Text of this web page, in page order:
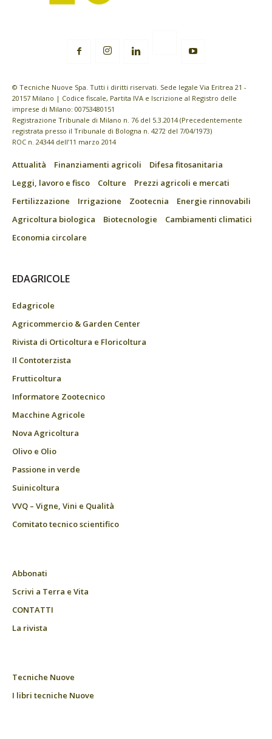
© Tecniche Nuove Spa. Tutti i diritti riservati. Sede legale Via Eritrea 21 -
20157 Milano | Codice fiscale, Partita IVA e Iscrizione al Registro delle
imprese di Milano: 00753480151
Registrazione Tribunale di Milano n. 76 del 5.3.2014 (Precedentemente
registrata presso il Tribunale di Bologna n. 4272 del 7/04/1973)
ROC n. 24344 dell’11 marzo 2014
Attualità Finanziamenti agricoli
Difesa fitosanitaria
Leggi, lavoro e fisco
Colture
Prezzi agricoli e mercati
Fertilizzazione
Irrigazione Zootecnia
Energie rinnovabili
Agricoltura biologica
Biotecnologie
Cambiamenti climatici
Economia circolare
EDAGRICOLE
Edagricole
Agricommercio & Garden Center
Rivista di Orticoltura e Floricoltura
Il Contoterzista
Frutticoltura
Informatore Zootecnico
Macchine Agricole
Nova Agricoltura
Olivo e Olio
Passione in verde
Suinicoltura
VVQ – Vigne, Vini e Qualità
Comitato tecnico scientifico
Abbonati
Scrivi a Terra e Vita
CONTATTI
La rivista
Tecniche Nuove
I libri tecniche Nuove